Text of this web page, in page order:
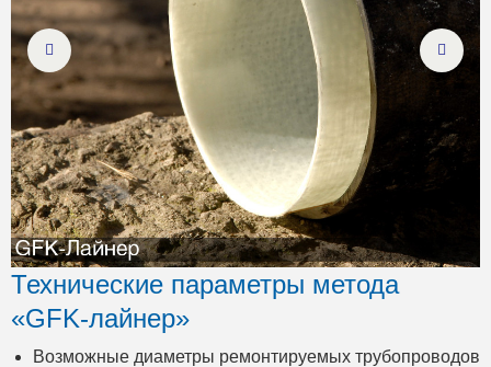
Технические параметры метода
«GFK-лайнер»
Возможные диаметры ремонтируемых трубопроводов